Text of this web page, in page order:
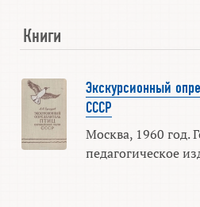
Книги
Экскурсионный
СССР
Москва, 1960 год.
педагогическое